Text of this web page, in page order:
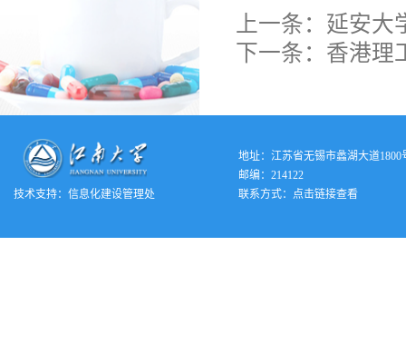
上一条： 延安大
下一条： 香港理
技术支持： 信息化建设管理处
地址：江苏省无锡市蠡湖大道1800
邮编：214122
联系方式：
点击链接查看